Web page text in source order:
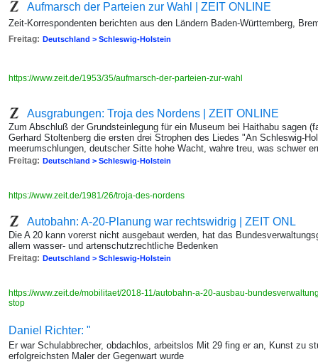
Aufmarsch der Parteien zur Wahl | ZEIT ONLINE
Zeit-Korrespondenten berichten aus den Ländern Baden-Württemberg,
Freitag: Deutschland > Schleswig-Holstein
https://www.zeit.de/1953/35/aufmarsch-der-parteien-zur-wahl
Ausgrabungen: Troja des Nordens | ZEIT ONLINE
Zum Abschluß der Grundsteinlegung für ein Museum bei Haithabu sagen
Gerhard Stoltenberg die ersten drei Strophen des Liedes "An Schleswig-
meerumschlungen, deutscher Sitte hohe Wacht, wahre treu, was schwer
Freitag: Deutschland > Schleswig-Holstein
https://www.zeit.de/1981/26/troja-des-nordens
Autobahn: A-20-Planung war rechtswidrig | ZEIT ONL
Die A 20 kann vorerst nicht ausgebaut werden, hat das
allem wasser- und artenschutzrechtliche Bedenken
Freitag: Deutschland > Schleswig-Holstein
https://www.zeit.de/mobilitaet/2018-11/autobahn-a-20-ausbau-
stop
Daniel Richter: "
Er war Schulabbrecher, obdachlos, arbeitslos Mit 29 fing er an, Kunst zu
erfolgreichsten Maler der Gegenwart wurde